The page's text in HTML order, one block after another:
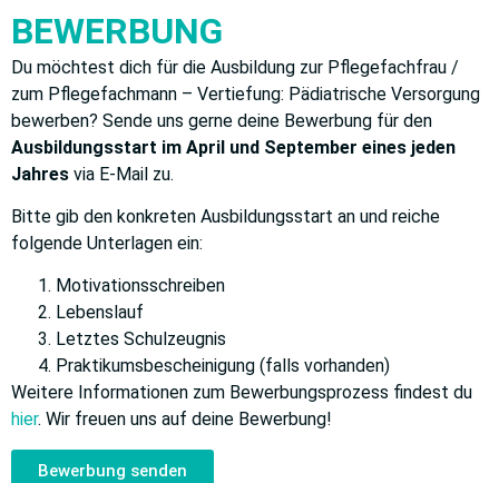
BEWERBUNG
Du möchtest dich für die Ausbildung zur Pflegefachfrau /
zum Pflegefachmann – Vertiefung: Pädiatrische Versorgung
bewerben? Sende uns gerne deine Bewerbung für den
Ausbildungsstart im April und September eines jeden
Jahres via E-Mail zu.
Bitte gib den konkreten Ausbildungsstart an und reiche
folgende Unterlagen ein:
Motivationsschreiben
Lebenslauf
Letztes Schulzeugnis
Praktikumsbescheinigung (falls vorhanden)
Weitere Informationen zum Bewerbungsprozess findest du
hier. Wir freuen uns auf deine Bewerbung!
Bewerbung senden